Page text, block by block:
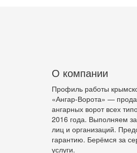
О компании
Профиль работы
«Ангар-Ворота» —
ангарных ворот всех
2016 года. Выполняем
лиц и организаций.
гарантию. Берёмся за
услуги.